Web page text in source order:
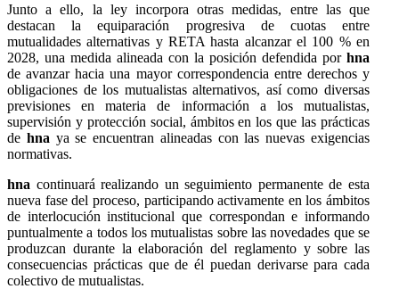
Junto a ello, la ley incorpora otras medidas, entre las que
destacan la equiparación progresiva de cuotas entre
mutualidades alternativas y RETA hasta alcanzar el 100 % en
2028, una medida alineada con la posición defendida por hna
de avanzar hacia una mayor correspondencia entre derechos y
obligaciones de los mutualistas alternativos, así como diversas
previsiones en materia de información a los mutualistas,
supervisión y protección social, ámbitos en los que las prácticas
de hna ya se encuentran alineadas con las nuevas exigencias
normativas.
hna continuará realizando un seguimiento permanente de esta
nueva fase del proceso, participando activamente en los ámbitos
de interlocución institucional que correspondan e informando
puntualmente a todos los mutualistas sobre las novedades que se
produzcan durante la elaboración del reglamento y sobre las
consecuencias prácticas que de él puedan derivarse para cada
colectivo de mutualistas.